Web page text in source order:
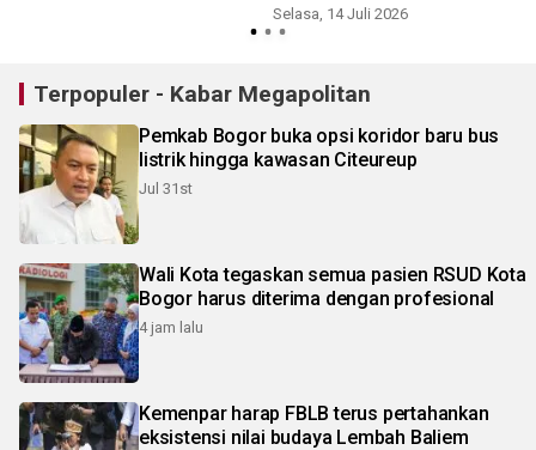
Selasa, 14 Juli 2026
Terpopuler - Kabar Megapolitan
Pemkab Bogor buka opsi koridor baru bus
listrik hingga kawasan Citeureup
Jul 31st
Wali Kota tegaskan semua pasien RSUD Kota
Bogor harus diterima dengan profesional
4 jam lalu
Kemenpar harap FBLB terus pertahankan
eksistensi nilai budaya Lembah Baliem